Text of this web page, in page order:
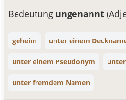
Bedeutung ungenannt
geheim unter einem
unter einem Pseudonym
unter fremdem Namen